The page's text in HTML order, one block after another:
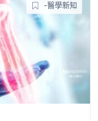
-醫學新知